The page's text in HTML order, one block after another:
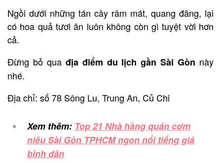
Ngồi dưới những tán cây râm mát, quang đãng, lại
có hoa quả tươi ăn luôn không còn gì tuyệt vời hơn
cả.
Đừng bỏ qua địa điểm du lịch gần Sài Gòn này
nhé.
Địa chỉ: số 78 Sông Lu, Trung An, Củ Chi
Xem thêm: Top 21 Nhà hàng quán cơm
niêu Sài Gòn TPHCM ngon nổi tiếng giá
bình dân